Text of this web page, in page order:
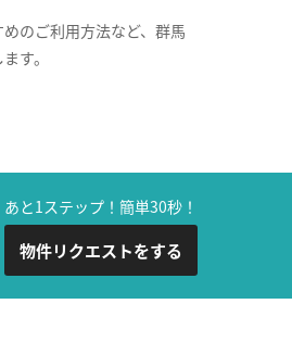
のご利用方法など、群馬
す。
あと1ステップ！簡単30秒！
物件リクエストをする